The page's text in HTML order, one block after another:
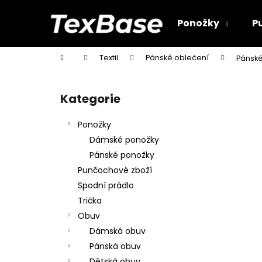
Ponožky
Domů Textil Pánské oblečení
Přeskočit
kategorie
Kategorie
Ponožky
Dámské ponožky
Pánské ponožky
Punčochové zboží
Spodní prádlo
Trička
Obuv
Dámská obuv
Pánská obuv
í
Zpět
do
Zpět
do